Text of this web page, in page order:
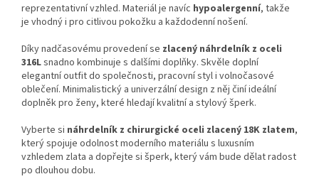
reprezentativní vzhled. Materiál je navíc hypoalergenní, takže
je vhodný i pro citlivou pokožku a každodenní nošení.
Díky nadčasovému provedení se zlacený náhrdelník z oceli
316Lsnadno kombinuje s dalšími doplňky. Skvěle doplní
elegantní outfit do společnosti, pracovní styl i volnočasové
oblečení. Minimalistický a univerzální design z něj činí ideální
doplněk pro ženy, které hledají kvalitní a stylový šperk.
Vyberte si náhrdelník z chirurgické oceli zlacený 18K zlatem,
který spojuje odolnost moderního materiálu s luxusním
vzhledem zlata a dopřejte si šperk, který vám bude dělat radost
po dlouhou dobu.